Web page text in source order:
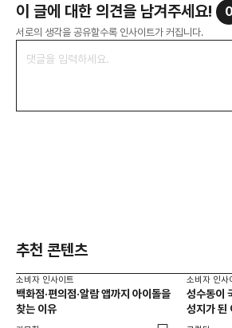
이 글에 대한 의견을 남겨주세요! 0
서로의 생각을 공유할수록 인사이트가 커집니다.
추천 콘텐츠
소비자 인사이트
백화점·편의점·알람 앱까지 아이돌을
찾는 이유
소비자 인사
성수동이
성지가 된